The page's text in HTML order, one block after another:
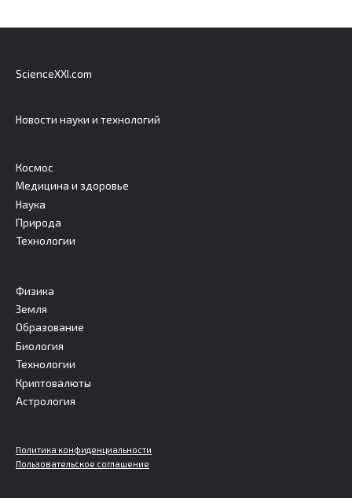
ScienceXXI.com
Новости науки и технологий
Космос
Медицина и здоровье
Наука
Природа
Технологии
Физика
Земля
Образование
Биология
Технологии
Криптовалюты
Астрология
Политика конфиденциальности
Пользовательское соглашение